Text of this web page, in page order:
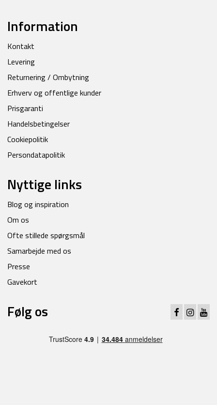
Information
Kontakt
Levering
Returnering / Ombytning
Erhverv og offentlige kunder
Prisgaranti
Handelsbetingelser
Cookiepolitik
Persondatapolitik
Nyttige links
Blog og inspiration
Om os
Ofte stillede spørgsmål
Samarbejde med os
Presse
Gavekort
Følg os